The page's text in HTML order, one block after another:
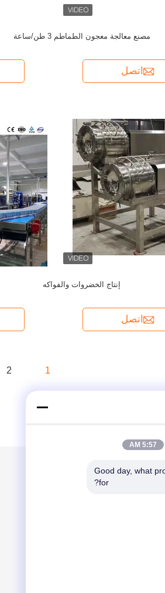
مصنع معالجة معجون الطماطم 3 طن/ساعة
اتصل
إنتاج الخضروات والفواكه
اتصل
1
2
5:57 AM
Good day, what
for?